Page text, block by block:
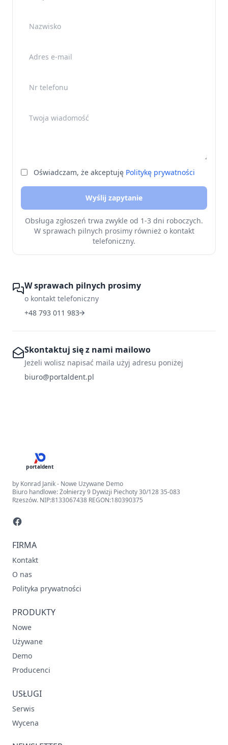
Nazwisko
Adres e-mail
Nr telefonu
Twoja wiadomość
Oświadczam, że akceptuję Politykę prywatności
Wyślij zapytanie
Obsługa zgłoszeń trwa zwykle od 1-3 dni roboczych.
W sprawach pilnych prosimy również o kontakt
telefoniczny.
W sprawach pilnych prosimy
o kontakt telefoniczny
+48 793 011 983
Skontaktuj się z nami mailowo
Jeżeli wolisz napisać maila użyj adresu poniżej
biuro@portaldent.pl
portaldent
by Konrad Janik - Nowe Uzywane Demo
Biuro handlowe: Żołnierzy 9 Dywizji Piechoty 30/128 35-083
Rzeszów. NIP:8133067438 REGON:180390375
FIRMA
Kontakt
O nas
Polityka prywatności
PRODUKTY
Nowe
Używane
Demo
Producenci
USŁUGI
Serwis
Wycena